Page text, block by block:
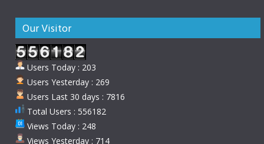
Our Visitor
Users Today : 203
Users Yesterday : 269
Users Last 30 days : 7816
Total Users : 556182
Views Today : 248
Views Yesterday : 714